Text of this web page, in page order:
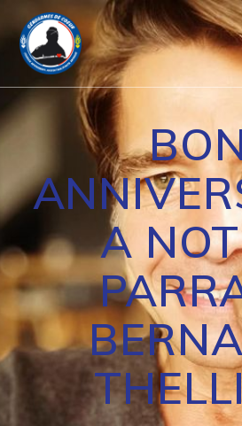
Passer
au
A